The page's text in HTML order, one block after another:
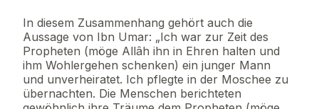
In diesem Zusammenhang gehört auch die
Aussage von Ibn Umar: „Ich war zur Zeit des
Propheten (möge Allâh ihn in Ehren halten und
ihm Wohlergehen schenken) ein junger Mann
und unverheiratet. Ich pflegte in der Moschee zu
übernachten. Die Menschen berichteten